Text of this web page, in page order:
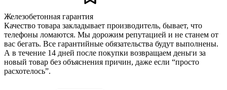
Железобетонная гарантия
Качество товара закладывает производитель, бывает, что
телефоны ломаются. Мы дорожим репутацией и не станем от
вас бегать. Все гарантийные обязательства будут выполнены.
А в течение 14 дней после покупки возвращаем деньги за
новый товар без объяснения причин, даже если “просто
расхотелось”.